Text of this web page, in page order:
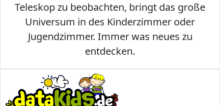
Teleskop zu beobachten, bringt das große
Universum in des Kinderzimmer oder
Jugendzimmer. Immer was neues zu
entdecken.